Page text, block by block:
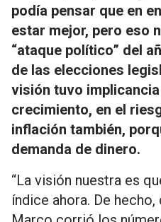
podía pensar que en
estar mejor, pero eso
“ataque político” del
de las elecciones
visión tuvo
crecimiento, en el
inflación también,
demanda de dinero.
“La visión nuestra es
índice ahora. De